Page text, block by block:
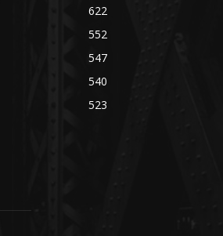
622
552
547
540
523